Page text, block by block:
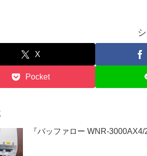
X
Pocket
『バッファロー WNR-